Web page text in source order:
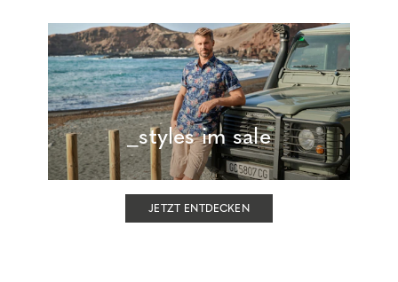
_styles im sale
JETZT ENTDECKEN